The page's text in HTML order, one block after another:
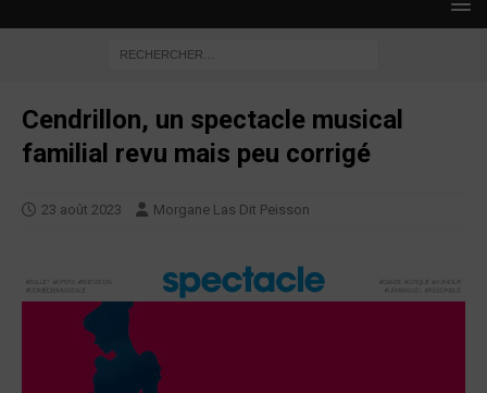
Cendrillon, un spectacle musical
familial revu mais peu corrigé
23 août 2023 Morgane Las Dit Peisson